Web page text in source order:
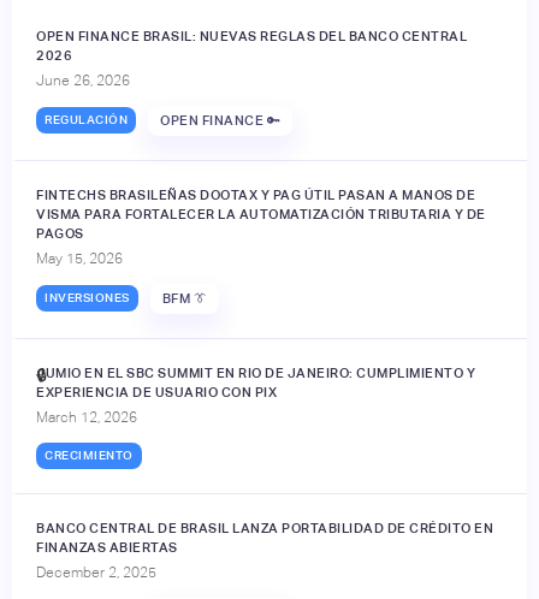
OPEN FINANCE BRASIL: NUEVAS REGLAS DEL BANCO CENTRAL
2026
June 26, 2026
REGULACIÓN OPEN FINANCE 🔑
FINTECHS BRASILEÑAS DOOTAX Y PAG ÚTIL PASAN A MANOS DE
VISMA PARA FORTALECER LA AUTOMATIZACIÓN TRIBUTARIA Y DE
PAGOS
May 15, 2026
INVERSIONES BFM 👔
JUMIO EN EL SBC SUMMIT EN RIO DE JANEIRO: CUMPLIMIENTO Y
EXPERIENCIA DE USUARIO CON PIX
March 12, 2026
CRECIMIENTO
🔒
BANCO CENTRAL DE BRASIL LANZA PORTABILIDAD DE CRÉDITO EN
FINANZAS ABIERTAS
December 2, 2025